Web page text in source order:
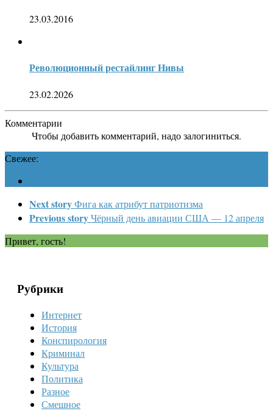
23.03.2016
Революционный рестайлинг Нивы
23.02.2026
Комментарии
Чтобы добавить комментарий, надо залогиниться.
Свежее:
Next storyФига как атрибут патриотизма
Previous storyЧёрный день авиации США — 12 апреля
Привет, гость!
Рубрики
Интернет
История
Конспирология
Криминал
Культура
Политика
Разное
Смешное